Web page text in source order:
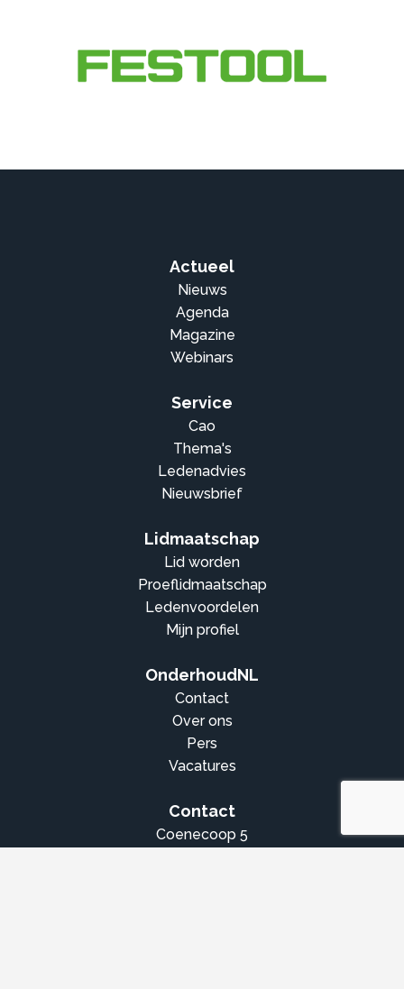
Actueel
Nieuws
Agenda
Magazine
Webinars
Service
Cao
Thema's
Ledenadvies
Nieuwsbrief
Lidmaatschap
Lid worden
Proeflidmaatschap
Ledenvoordelen
Mijn profiel
OnderhoudNL
Contact
Over ons
Pers
Vacatures
Contact
Coenecoop 5